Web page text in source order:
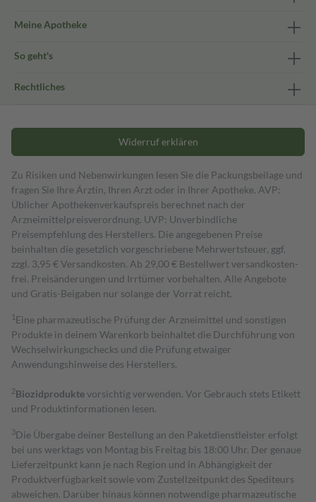
Meine Apotheke
So geht's
Rechtliches
Widerruf erklären
Zu Risiken und Nebenwirkungen lesen Sie die Packungsbeilage und
fragen Sie Ihre Ärztin, Ihren Arzt oder in Ihrer Apotheke. AVP:
Üblicher Apothekenverkaufspreis berechnet nach der
Arzneimittelpreisverordnung. UVP: Unverbindliche
Preisempfehlung des Herstellers. Die angegebenen Preise
beinhalten die gesetzlich vorgeschriebene Mehrwertsteuer, ggf.
zzgl. 3,95 € Versandkosten. Ab 29,00 € Bestell­wert versand­kosten­
frei. Preisänderungen und Irrtümer vorbehalten. Alle Angebote
und Gratis-Beigaben nur solange der Vorrat reicht.
1 Eine pharmazeutische Prüfung der Arzneimittel und sonstigen
Produkte in deinem Warenkorb beinhaltet die Durchführung von
Wechselwirkungschecks und die Prüfung etwaiger
Anwendungshinweise des Herstellers.
2Biozidproduktevorsichtig verwenden. Vor Gebrauch stets Etikett
und Produktinformationen lesen.
3Die Übergabe deiner Bestellung an den Paketdienstleister erfolgt
bei uns werktags von Montag bis Freitag bis 18:00 Uhr. Der genaue
Lieferzeitpunkt kann je nach Region und in Abhängigkeit der
Produktverfügbarkeit sowie vom Zustellzeitpunkt des Spediteurs
abweichen. Darüber hinaus können notwendige pharmazeutische